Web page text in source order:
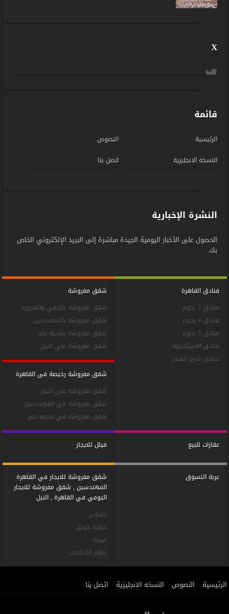
X
قائمة
الرئيسية
النصوص
النسخه الانجليزية
اتصل بنا
النشرة الإخبارية
الحصول على الأخبار اليومية الجيدة مباشرة إلى البريد الإلكتروني الخاص
بك.
فنادق القاهرة
فنادق 3 نجوم
فنادق 4 نجوم
فنادق 5 نجوم
فنادق الاسكندرية
فنادق شرم الشيخ
شقق مفروشة
شقق مفروشة بالدقي والعجوزة
شقق مفروشة بالمهندسين
شقق مفروشة بمدينه نصر
شقق مفروشة علي النيل
شقق مفروشة رخيصة فى القاهرة
شقق مفروشة على النيل
شقق مفروشة في المهندسين
شقق مفروشة في مدينه نصر
عقارات للبيع فيلل للايجار
عربة التسوق
شقق مفروشة للايجار في القاهرة
المهندسين , شقق مفروشة للايجار
اليومي في القاهرة , النيل
حسابي
خرائط جوجل
ميديا
نظام الأعلانات
الرئيسية النصوص النسخه الانجليزية اتصل بنا